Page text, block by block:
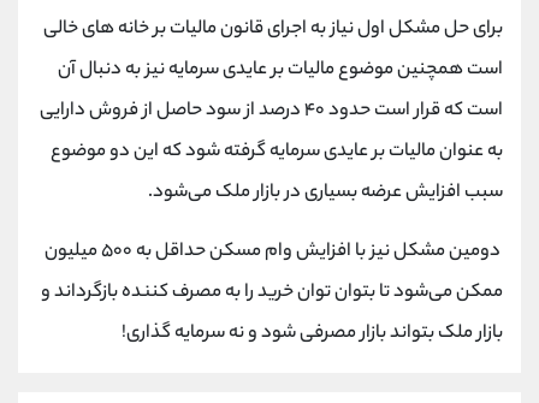
برای حل مشکل اول نیاز به اجرای قانون مالیات بر خانه های خالی
است همچنین موضوع مالیات بر عایدی سرمایه نیز به دنبال آن
است که قرار است حدود ۴۰ درصد از سود حاصل از فروش دارایی
به عنوان مالیات بر عایدی سرمایه گرفته شود که این دو موضوع
سبب افزایش عرضه بسیاری در بازار ملک می‌شود.
دومین مشکل نیز با افزایش وام مسکن حداقل به ۵۰۰ میلیون
ممکن می‌شود تا بتوان توان خرید را به مصرف کننده بازگرداند و
بازار ملک بتواند بازار مصرفی شود و نه سرمایه گذاری!